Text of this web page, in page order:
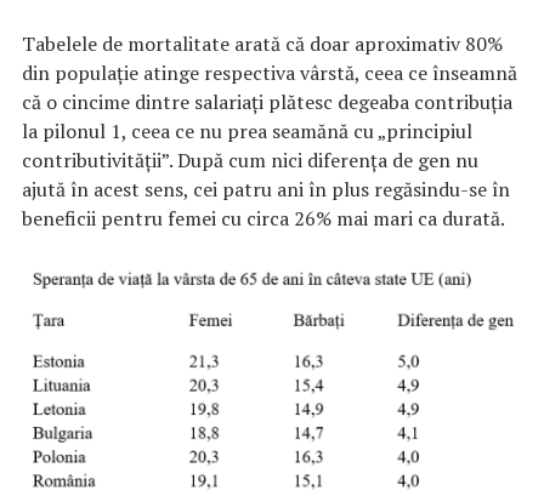
Tabelele de mortalitate arată că doar aproximativ 80%
din populație atinge respectiva vârstă, ceea ce înseamnă
că o cincime dintre salariați plătesc degeaba contribuția
la pilonul 1, ceea ce nu prea seamănă cu „principiul
contributivității”. După cum nici diferența de gen nu
ajută în acest sens, cei patru ani în plus regăsindu-se în
beneficii pentru femei cu circa 26% mai mari ca durată.